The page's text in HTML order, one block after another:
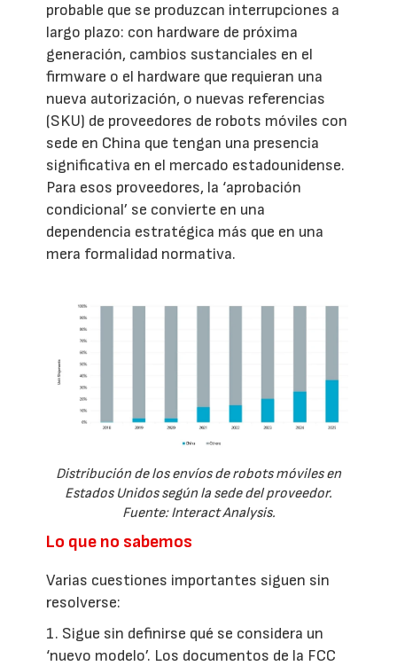
probable que se produzcan interrupciones a
largo plazo: con hardware de próxima
generación, cambios sustanciales en el
firmware o el hardware que requieran una
nueva autorización, o nuevas referencias
(SKU) de proveedores de robots móviles con
sede en China que tengan una presencia
significativa en el mercado estadounidense.
Para esos proveedores, la ‘aprobación
condicional’ se convierte en una
dependencia estratégica más que en una
mera formalidad normativa.
Distribución de los envíos de robots móviles en
Estados Unidos según la sede del proveedor.
Fuente: Interact Analysis.
Lo que no sabemos
Varias cuestiones importantes siguen sin
resolverse:
1. Sigue sin definirse qué se considera un
‘nuevo modelo’. Los documentos de la FCC